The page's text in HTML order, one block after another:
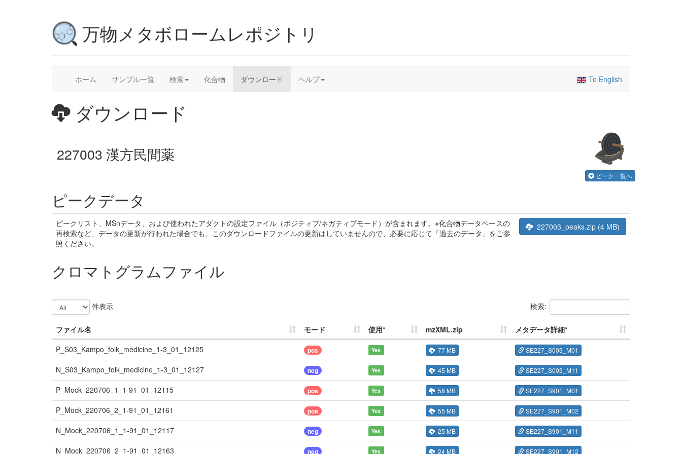
万物メタボロームレポジトリ
ホーム サンプル一覧 検索 化合物 ダウンロード ヘルプ To English
ダウンロード
227003 漢方民間薬
ピーク一覧へ
ピークデータ
ピークリスト、MSnデータ、および使われたアダクトの設定ファイル（ポジティブ/ネガティブモード）が含まれます。※化合物データベースの
再検索など、データの更新が行われた場合でも、このダウンロードファイルの更新はしていませんので、必要に応じて「過去のデータ」をご参
照ください。
227003_peaks.zip (4 MB)
クロマトグラムファイル
件表示 検索:
ファイル名 モード 使用* mzXML.zip
メタデータ詳細*
P_S03_Kampo_folk_medicine_1-3_01_12125
pos Yes 77 MB SE227_S003_M01
N_S03_Kampo_folk_medicine_1-3_01_12127 neg Yes 45 MB SE227_S003_M11
P_Mock_220706_1_1-91_01_12115 pos Yes 58 MB SE227_S901_M01
P_Mock_220706_2_1-91_01_12161 pos Yes 55 MB SE227_S901_M02
N_Mock_220706_1_1-91_01_12117 neg Yes 25 MB SE227_S901_M11
N_Mock_220706_2_1-91_01_12163 neg Yes 24 MB SE227_S901_M12